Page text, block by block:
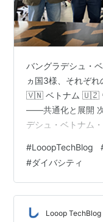
バングラデシュ・
ヵ国3様、それぞ
🇻🇳 ベトナム 🇺🇿
——共通化と展開
デシュ・ベトナム
本国内だけでなく
に、グローバルな
昔前なら「海外オ
スト削減”だったか
発はちょっと違い
#LooopTechBlog
#ダイバシティ
Looop TechBlog